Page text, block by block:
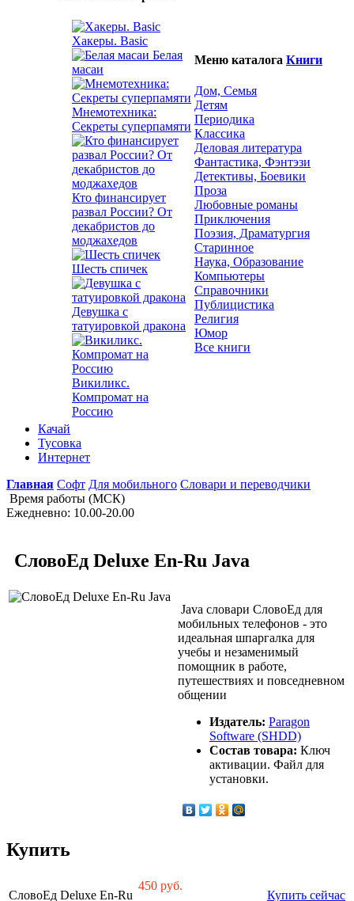
Хакеры. Basic
Белая
масаи
Мнемотехника:
Секреты суперпамяти
Кто финансирует
развал России? От
декабристов до
моджахедов
Шесть спичек
Девушка с
татуировкой дракона
Викиликс.
Компромат на
Россию
Меню каталога Книги
Дом, Семья
Детям
Периодика
Классика
Деловая литература
Фантастика, Фэнтэзи
Детективы, Боевики
Проза
Любовные романы
Приключения
Поэзия, Драматургия
Старинное
Наука, Образование
Компьютеры
Справочники
Публицистика
Религия
Юмор
Все книги
Качай
Тусовка
Интернет
Главная Софт Для мобильного Словари и переводчики
Время работы (МСК)
Ежедневно: 10.00-20.00
СловоЕд Deluxe En-Ru Java
Java словари СловоЕд для
мобильных телефонов - это
идеальная шпаргалка для
учебы и незаменимый
помощник в работе,
путешествиях и повседневном
общении
Издатель: Paragon
Software (SHDD)
Состав товара: Ключ
активации. Файл для
установки.
Купить
СловоЕд Deluxe En-Ru
450 руб.
Купить сейчас